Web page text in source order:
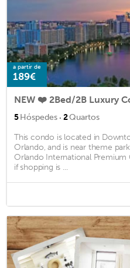
a partir de
189€
5Hóspedes · 2Quartos
This condo is located in
Orlando, and is near theme
Orlando International
if shopping is ...